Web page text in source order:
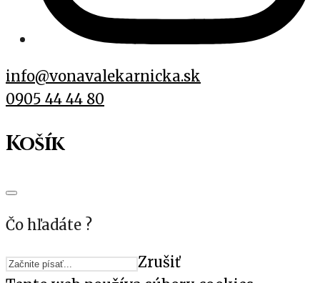
info@vonavalekarnicka.sk
0905 44 44 80
Košík
Čo hľadáte ?
Zrušiť